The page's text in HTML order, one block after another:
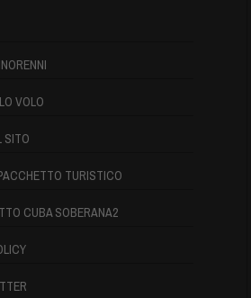
VOLO
SITO
TURISTICO
CUBA SOBERANA2